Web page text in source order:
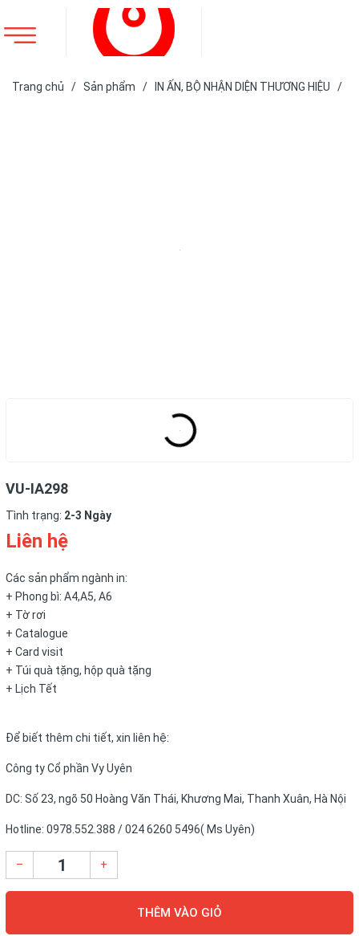
Trang chủ / Sản phẩm / IN ẤN, BỘ NHẬN DIỆN THƯƠNG HIỆU
/
VU-IA298
Tình trạng: 2-3 Ngày
Liên hệ
Các sản phẩm ngành in:
+ Phong bì: A4,A5, A6
+ Tờ rơi
+ Catalogue
+ Card visit
+ Túi quà tặng, hộp quà tặng
+ Lịch Tết
Để biết thêm chi tiết, xin liên hệ:
Công ty Cổ phần Vy Uyên
DC: Số 23, ngõ 50 Hoàng Văn Thái, Khương Mai, Thanh Xuân, Hà Nội
Hotline: 0978.552.388 / 024 6260 5496( Ms Uyên)
– +
THÊM VÀO GIỎ